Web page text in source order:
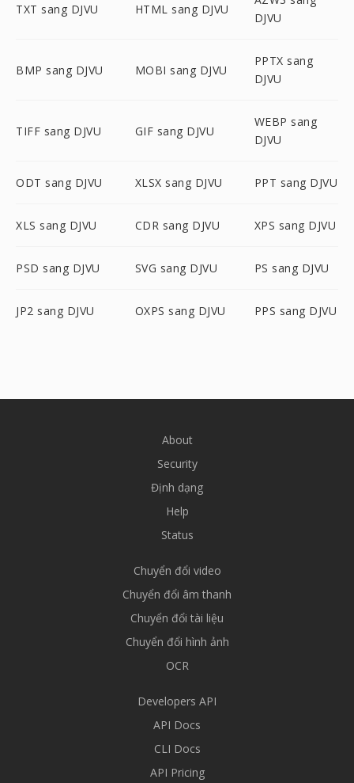
TXT sang DJVU HTML sang DJVU
DJVU
BMP sang DJVU MOBI sang DJVU
PPTX sang
DJVU
TIFF sang DJVU GIF sang DJVU
WEBP sang
DJVU
ODT sang DJVU XLSX sang DJVU PPT sang DJVU
XLS sang DJVU CDR sang DJVU XPS sang DJVU
PSD sang DJVU SVG sang DJVU PS sang DJVU
JP2 sang DJVU OXPS sang DJVU PPS sang DJVU
About
Security
Định dạng
Help
Status
Chuyển đổi video
Chuyển đổi âm thanh
Chuyển đổi tài liệu
Chuyển đổi hình ảnh
OCR
Developers API
API Docs
CLI Docs
API Pricing